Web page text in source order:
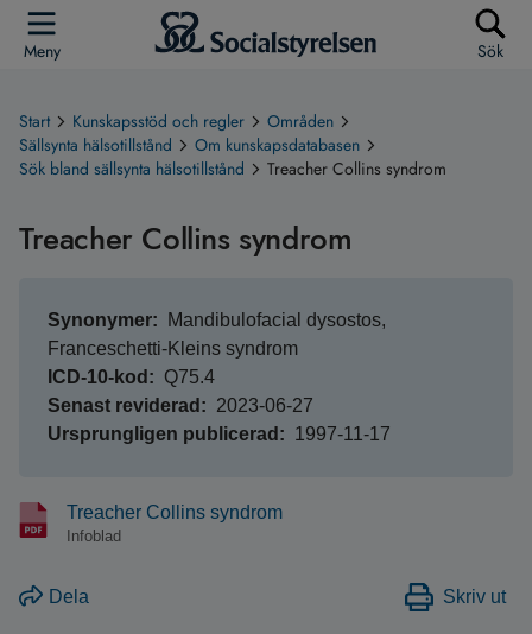
Meny Sök
Start Kunskapsstöd och regler
Områden
Sällsynta hälsotillstånd
Om kunskapsdatabasen
Sök bland sällsynta hälsotillstånd
Treacher Collins syndrom
Treacher Collins syndrom
Synonymer
Mandibulofacial dysostos,
Franceschetti-Kleins syndrom
ICD-10-kod Q75.4
Senast reviderad 2023-06-27
Ursprungligen publicerad 1997-11-17
Treacher Collins syndrom
Infoblad
Dela Skriv ut